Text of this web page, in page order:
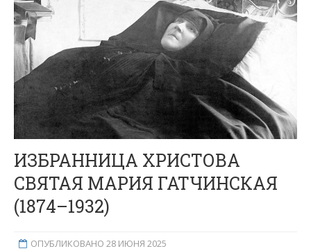
ИЗБРАННИЦА ХРИСТОВА
СВЯТАЯ МАРИЯ ГАТЧИНСКАЯ
(1874–1932)
ОПУБЛИКОВАНО 28 ИЮНЯ 2025